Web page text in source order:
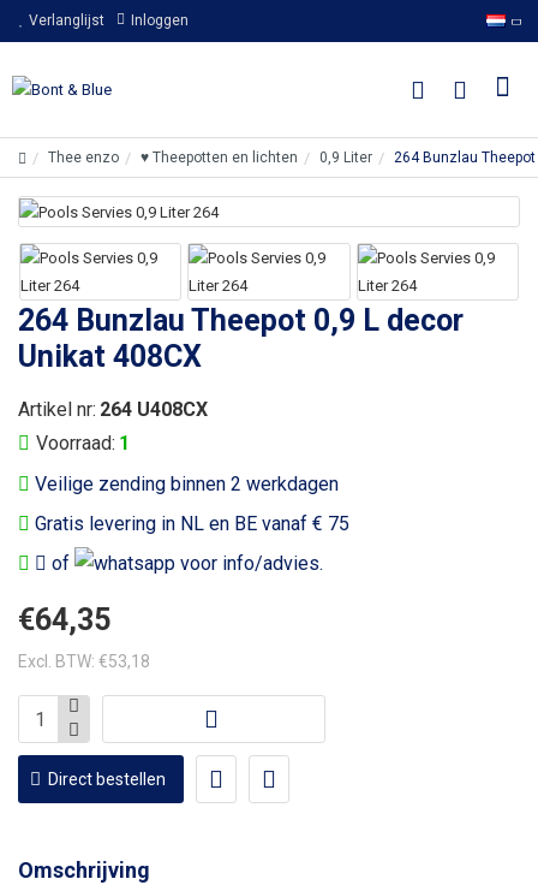
Verlanglijst Inloggen
Thee enzo ♥ Theepotten en lichten 0,9 Liter 264 Bunzlau
264 Bunzlau Theepot 0,9 L decor
Unikat 408CX
Veilige zending binnen 2 werkdagen
Gratis levering in NL en BE vanaf € 75
of
voor info/advies.
Voorraad: 1
Artikel nr: 264 U408CX
€64,35
Excl. BTW: €53,18
Direct bestellen
Omschrijving